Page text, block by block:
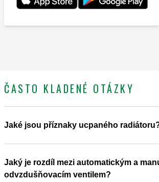
ČASTO KLADENÉ OTÁZKY
Jaké jsou příznaky ucpaného
Jaký je rozdíl mezi automatickým a
odvzdušňovacím ventilem?